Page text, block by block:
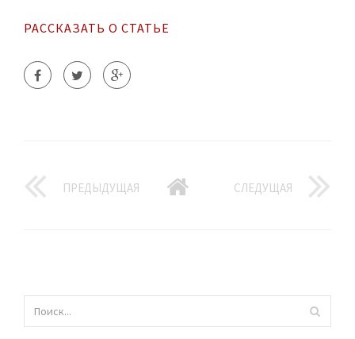
РАССКАЗАТЬ О СТАТЬЕ
ПРЕДЫДУЩАЯ СЛЕДУЩАЯ